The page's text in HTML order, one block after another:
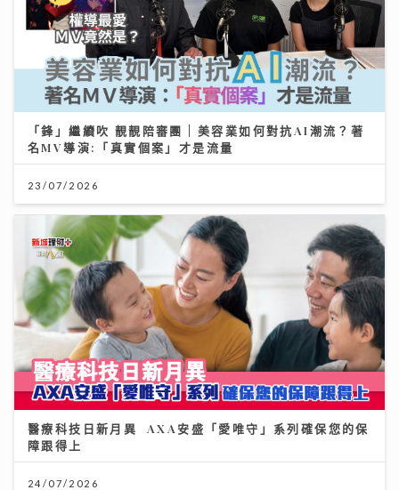
「鋒」繼續吹 靚靚陪審團 | 美容業如何對抗AI潮流？著
名MV導演:「真實個案」才是流量
23/07/2026
醫療科技日新月異 AXA安盛「愛唯守」系列確保您的保
障跟得上
24/07/2026